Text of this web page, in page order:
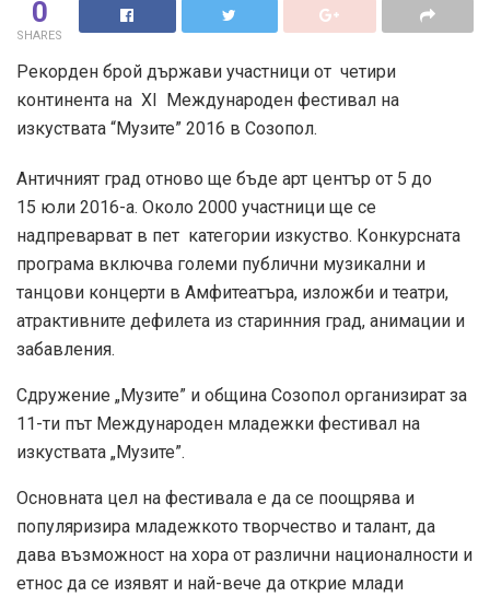
0
SHARES
Рекорден брой държави участници от четири
континента на XI Международен фестивал на
изкуствата “Музите” 2016 в Созопол.
Античният град отново ще бъде арт център от 5 до
15 юли 2016-а. Около 2000 участници ще се
надпреварват в пет категории изкуство. Конкурсната
програма включва големи публични музикални и
танцови концерти в Амфитеатъра, изложби и театри,
атрактивните дефилета из старинния град, анимации и
забавления.
Сдружение „Музите” и община Созопол организират за
11-ти път Международен младежки фестивал на
изкуствата „Музите”.
Основната цел на фестивала е да се поощрява и
популяризира младежкото творчество и талант, да
дава възможност на хора от различни националности и
етнос да се изявят и най-вече да открие млади